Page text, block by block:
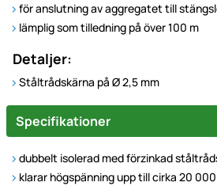
för anslutning av aggregatet till
lämplig som tilledning på över 100 m
Detaljer:
Ståltrådskärna på Ø 2,5 mm
Specifikationer
dubbelt isolerad med förzinkad
klarar högspänning upp till cirka 20